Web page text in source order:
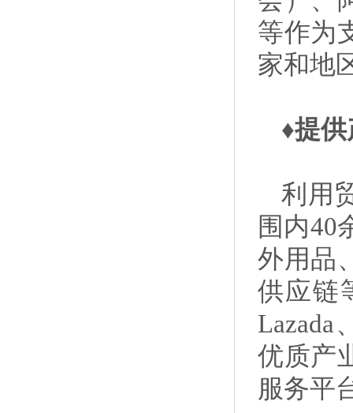
等作为
家和地
♦提
利用
围内40
外用品
供应链
Lazada
优质产
服务平